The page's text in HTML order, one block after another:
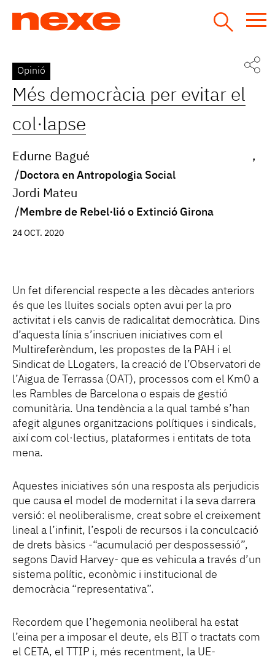
Back
to
top
Opinió
Més democràcia per evitar el
col·lapse
Edurne Bagué
Doctora en Antropologia Social
Jordi Mateu
Membre de Rebel·lió o Extinció Girona
24 OCT. 2020
Un fet diferencial respecte a les dècades anteriors
és que les lluites socials opten avui per la pro
activitat i els canvis de radicalitat democràtica. Dins
d’aquesta línia s’inscriuen iniciatives com el
Multireferèndum, les propostes de la PAH i el
Sindicat de LLogaters, la creació de l’Observatori de
l’Aigua de Terrassa (OAT), processos com el Km0 a
les Rambles de Barcelona o espais de gestió
comunitària. Una tendència a la qual també s’han
afegit algunes organitzacions polítiques i sindicals,
així com col·lectius, plataformes i entitats de tota
mena.
Aquestes iniciatives són una resposta als perjudicis
que causa el model de modernitat i la seva darrera
versió: el neoliberalisme, creat sobre el creixement
lineal a l’infinit, l’espoli de recursos i la conculcació
de drets bàsics -“acumulació per despossessió”,
segons David Harvey- que es vehicula a través d’un
sistema polític, econòmic i institucional de
democràcia “representativa”.
Recordem que l’hegemonia neoliberal ha estat
l’eina per a imposar el deute, els BIT o tractats com
el CETA, el TTIP i, més recentment, la UE-